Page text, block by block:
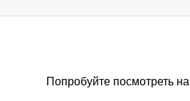
Попробуйте посмотреть на